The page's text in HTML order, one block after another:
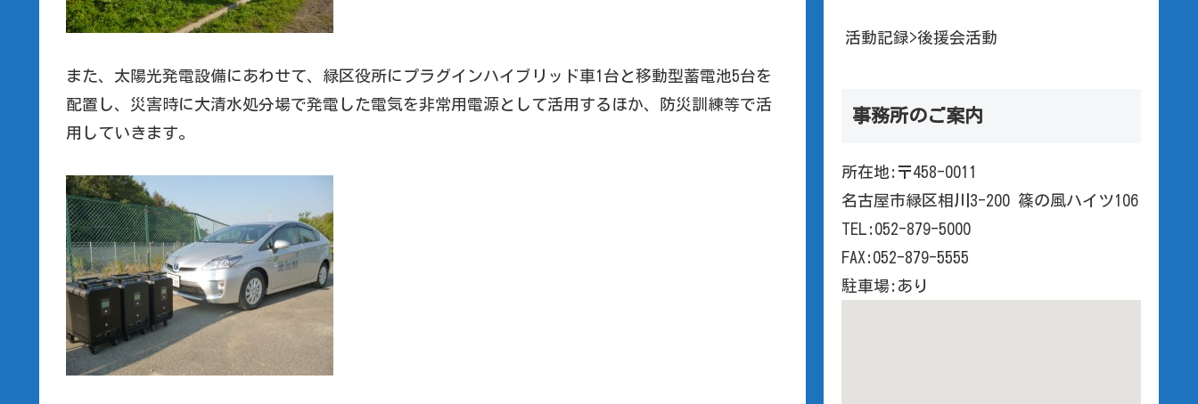
また、太陽光発電設備にあわせて、緑区役所にプラグインハイブリッド車1台と移動型蓄電池5台を
配置し、災害時に大清水処分場で発電した電気を非常用電源として活用するほか、防災訓練等で活
用していきます。
活動記録>後援会活動
事務所のご案内
所在地:〒458-0011
名古屋市緑区相川3-200 篠の風ハイツ106
TEL:052-879-5000
FAX:052-879-5555
駐車場:あり